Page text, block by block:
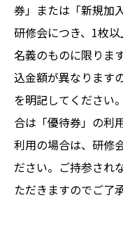
券」または「新規加
研修会につき、1枚
名義のものに限りま
込金額が異なります
を明記してください
合は「優待券」の利
利用の場合は、研修
ださい。ご持参され
ただきますのでご了